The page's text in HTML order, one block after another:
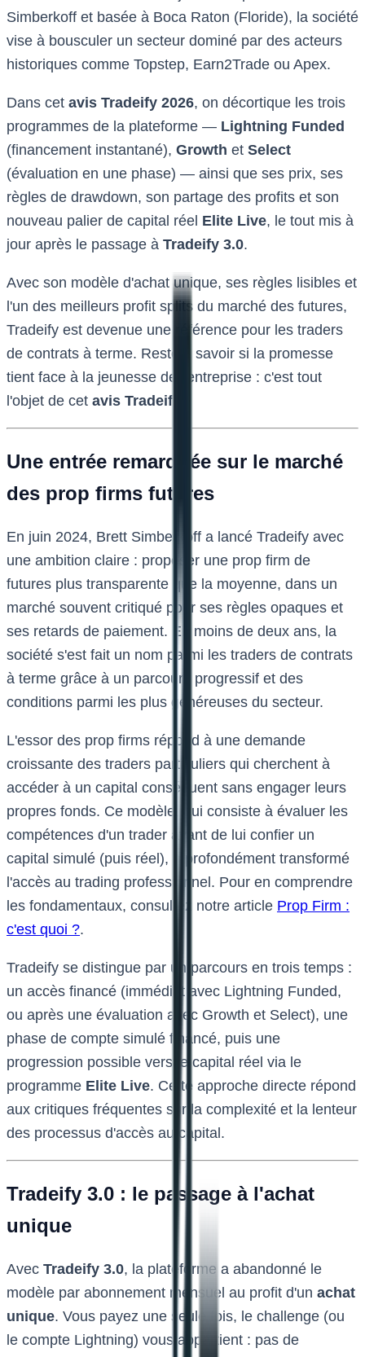
Simberkoff et basée à Boca Raton (Floride), la société
vise à bousculer un secteur dominé par des acteurs
historiques comme Topstep, Earn2Trade ou Apex.
Dans cet avis Tradeify 2026, on décortique les trois
programmes de la plateforme — Lightning Funded
(financement instantané), Growth et Select
(évaluation en une phase) — ainsi que ses prix, ses
règles de drawdown, son partage des profits et son
nouveau palier de capital réel Elite Live, le tout mis à
jour après le passage à Tradeify 3.0.
Avec son modèle d'achat unique, ses règles lisibles et
l'un des meilleurs profit splits du marché des futures,
Tradeify est devenue une référence pour les traders
de contrats à terme. Reste à savoir si la promesse
tient face à la jeunesse de l'entreprise : c'est tout
l'objet de cet avis Tradeify
Une entrée remarquée sur le marché
des prop firms futures
En juin 2024, Brett Simberkoff a lancé Tradeify avec
une ambition claire : proposer une prop firm de
futures plus transparente que la moyenne, dans un
marché souvent critiqué pour ses règles opaques et
ses retards de paiement. En moins de deux ans, la
société s'est fait un nom parmi les traders de contrats
à terme grâce à un parcours progressif et des
conditions parmi les plus généreuses du secteur.
L'essor des prop firms répond à une demande
croissante des traders particuliers qui cherchent à
accéder à un capital conséquent sans engager leurs
propres fonds. Ce modèle, qui consiste à évaluer les
compétences d'un trader avant de lui confier un
capital simulé (puis réel), a profondément transformé
l'accès au trading professionnel. Pour en comprendre
les fondamentaux, consultez notre article Prop Firm :
c'est quoi ?.
Tradeify se distingue par un parcours en trois temps :
un accès financé (immédiat avec Lightning Funded,
ou après une évaluation avec Growth et Select), une
phase de compte simulé financé, puis une
progression possible vers le capital réel via le
programme Elite Live. Cette approche directe répond
aux critiques fréquentes sur la complexité et la lenteur
des processus d'accès au capital.
Tradeify 3.0 : le passage à l'achat
unique
Avec Tradeify 3.0, la plateforme a abandonné le
modèle par abonnement mensuel au profit d'un achat
unique. Vous payez une seule fois, le challenge (ou
le compte Lightning) vous appartient : pas de